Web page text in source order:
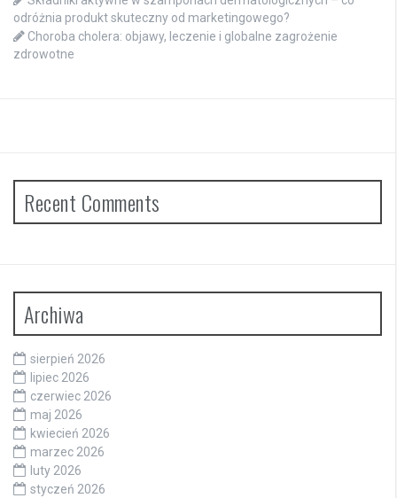
odróżnia produkt skuteczny od marketingowego?
Choroba cholera: objawy, leczenie i globalne zagrożenie
zdrowotne
Recent Comments
Archiwa
sierpień 2026
lipiec 2026
czerwiec 2026
maj 2026
kwiecień 2026
marzec 2026
luty 2026
styczeń 2026